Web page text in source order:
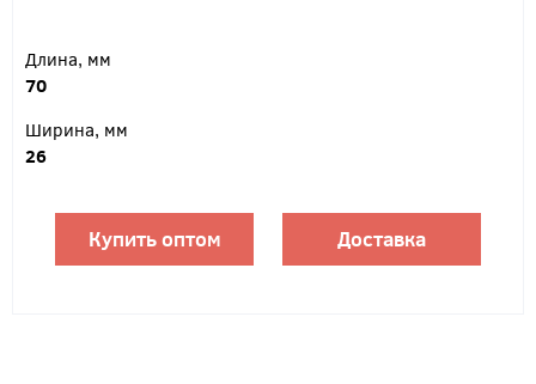
Длина, мм
70
Ширина, мм
26
Купить оптом Доставка